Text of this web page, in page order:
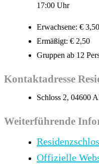
17:00 Uhr
Erwachsene: € 3,50
Ermäßigt: € 2,50
Gruppen ab 12
Kontaktadresse
Schloss 2, 04600
Weiterführende
Offizielle